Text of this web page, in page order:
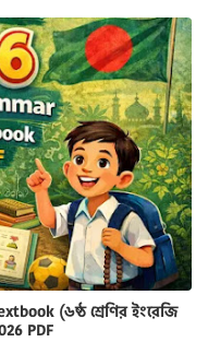
(৬ষ্ঠ শ্রেণির ইংরেজি
PDF